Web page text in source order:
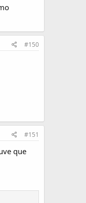
#150
#151
que